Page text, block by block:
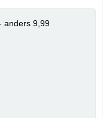
anders 9,99